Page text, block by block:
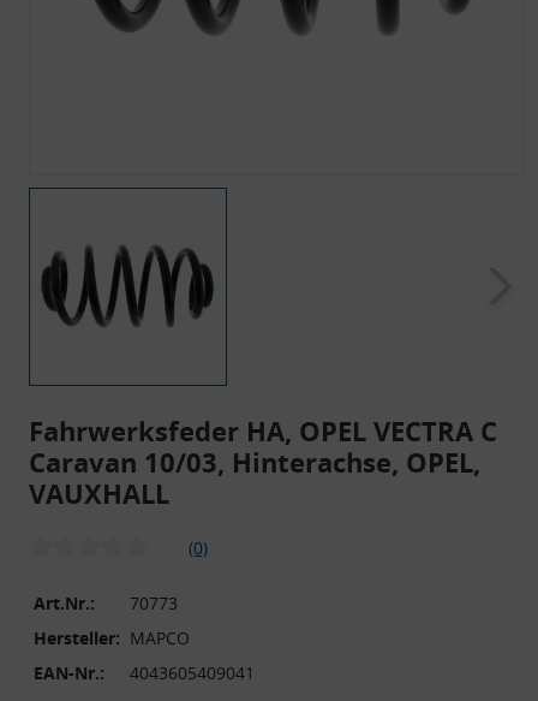
Fahrwerksfeder HA, OPEL VECTRA C
Caravan 10/03, Hinterachse, OPEL,
VAUXHALL
(0)
Art.Nr.:
70773
Hersteller: MAPCO
EAN-Nr.:
4043605409041